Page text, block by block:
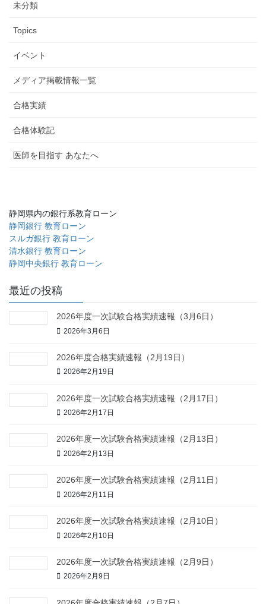
未分類
Topics
イベント
メディア掲載情報一覧
合格実績
合格体験記
医師を目指す あなたへ
静岡県内の銀行系教育ローン
静岡銀行 教育ローン
スルガ銀行 教育ローン
清水銀行 教育ローン
静岡中央銀行 教育ローン
最近の投稿
2026年度一次試験合格実績速報（3月6日）
2026年3月6日
2026年度合格実績速報（2月19日）
2026年2月19日
2026年度一次試験合格実績速報（2月17日）
2026年2月17日
2026年度一次試験合格実績速報（2月13日）
2026年2月13日
2026年度一次試験合格実績速報（2月11日）
2026年2月11日
2026年度一次試験合格実績速報（2月10日）
2026年2月10日
2026年度一次試験合格実績速報（2月9日）
2026年2月9日